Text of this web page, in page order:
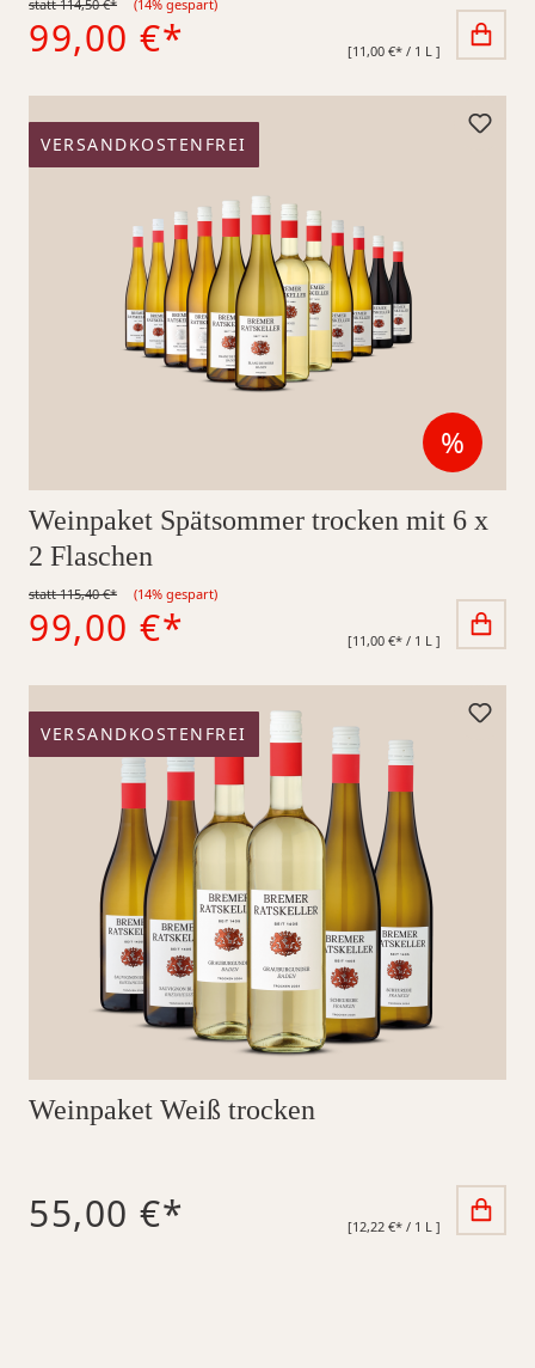
statt 114,50 €* (14% gespart)
99,00 €* [11,00 €* / 1 L ]
VERSANDKOSTENFREI
%
Weinpaket Spätsommer trocken mit 6 x
2 Flaschen
statt 115,40 €* (14% gespart)
99,00 €* [11,00 €* / 1 L ]
VERSANDKOSTENFREI
Weinpaket Weiß trocken
55,00 €* [12,22 €* / 1 L ]